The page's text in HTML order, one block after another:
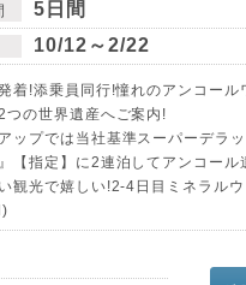
5日間
10/12～2/22
着!添乗員同行!憧れのアンコー
つの世界遺産へご案内!
ップでは当社基準スーパーデラ
【指定】に2連泊してアンコール
観光で嬉しい!2-4日目ミネラル